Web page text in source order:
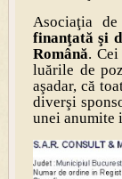
Asociaţia
finanţată şi
Română.
luările de
aşadar, că
diverşi
unei anumite